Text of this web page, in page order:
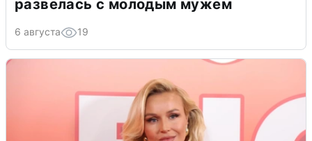
развелась с молодым мужем
6 августа 19